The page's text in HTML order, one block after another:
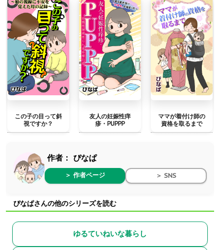
この子の目って斜
視ですか？
友人の妊娠性痒
疹・PUPPP
ママが着付け師の
資格を取るまで
作者： ぴなぱ
＞ 作者ページ ＞ SNS
ぴなぱさんの他のシリーズを読む
ゆるていねいな暮らし